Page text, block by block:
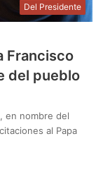
Del Presidente
Francisco
del pueblo
en nombre del
al Papa